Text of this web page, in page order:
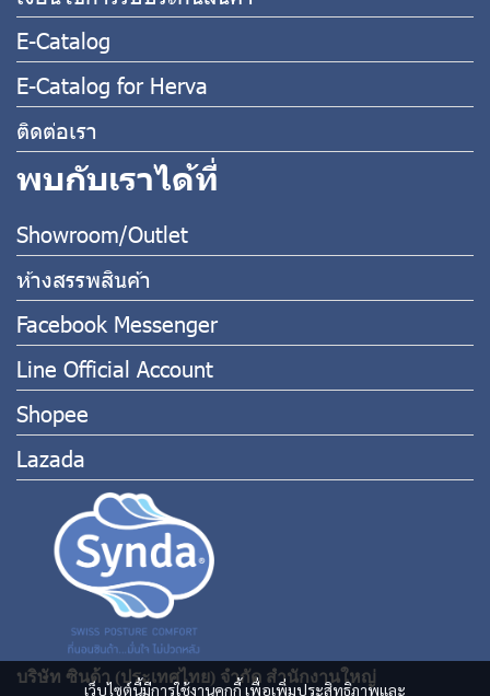
เว็บไซต์นี้มีการใช้งานคุกกี้ เพื่อเพิ่มประสิทธิภาพและ
E-Catalog
E-Catalog for Herva
ติดต่อเรา
พบกับเราได้ที่
Showroom/Outlet
ห้างสรรพสินค้า
Facebook Messenger
Line Official Account
Shopee
Lazada
บริษัท ซินด้า (ประเทศไทย) จำกัด สำนักงานใหญ่